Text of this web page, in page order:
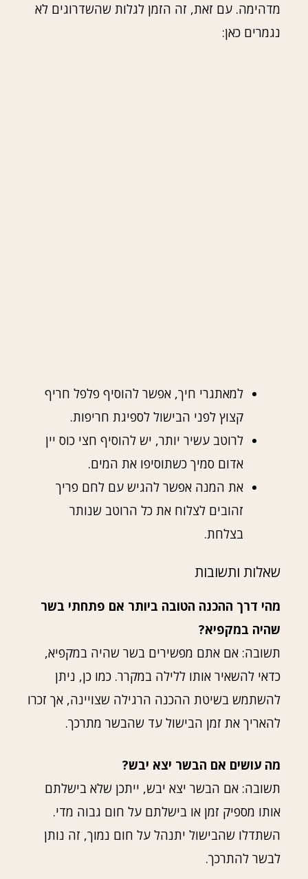
מדהימה. עם זאת, זה הזמן לגלות שהשדרוגים לא
נגמרים כאן:
למאתגרי חיך, אפשר להוסיף פלפל חריף
קצוץ לפני הבישול לספיגת חריפות.
לרוטב עשיר יותר, יש להוסיף חצי כוס יין
אדום סמיך כשתוסיפו את המים.
את המנה אפשר להגיש עם לחם פריך
זהובים לצלוח את כל הרוטב שנותר
בצלחת.
שאלות ותשובות
מהי דרך ההכנה הטובה ביותר אם פתחתי בשר
שהיה במקפיא?
תשובה: אם אתם מפשירים בשר שהיה במקפיא,
כדאי להשאיר אותו ללילה במקרר. כמו כן, ניתן
להשתמש בשיטת ההכנה הרגילה שצויינה, אך זכרו
להאריך את זמן הבישול עד שהבשר מתרכך.
מה עושים אם הבשר יצא יבש?
תשובה: אם הבשר יצא יבש, ייתכן שלא בישלתם
אותו מספיק זמן או בישלתם על חום גבוה מדי.
השתדלו שהבישול יתנהל על חום נמוך, זה נותן
לבשר להתרכך.